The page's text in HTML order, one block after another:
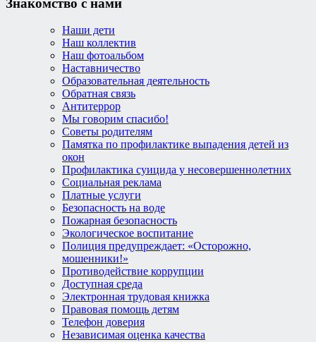
Знакомство с нами
Наши дети
Наш коллектив
Наш фотоальбом
Наставничество
Образовательная деятельность
Обратная связь
Антитеррор
Мы говорим спасибо!
Советы родителям
Памятка по профилактике выпадения детей из
окон
Профилактика суицида у несовершеннолетних
Социальная реклама
Платные услуги
Безопасность на воде
Пожарная безопасность
Экологическое воспитание
Полиция предупреждает: «Осторожно,
мошенники!»
Противодействие коррупции
Доступная среда
Электронная трудовая книжка
Правовая помощь детям
Телефон доверия
Независимая оценка качества